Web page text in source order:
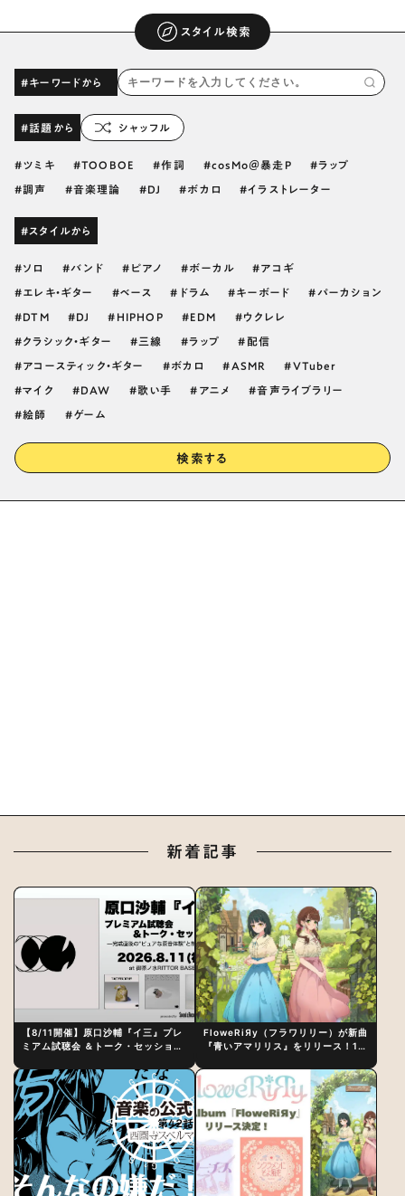
スタイル検索
#キーワードから
#話題から シャッフル
ツミキ TOOBOE 作詞 cosMo＠暴走P ラップ
調声 音楽理論 DJ ボカロ イラストレーター
#スタイルから
ソロ バンド ピアノ ボーカル アコギ
エレキ・ギター ベース ドラム キーボード パーカション
DTM DJ HIPHOP EDM ウクレレ
クラシック・ギター 三線 ラップ 配信
アコースティック・ギター ボカロ ASMR VTuber
マイク DAW 歌い手 アニメ 音声ライブラリー
絵師 ゲーム
検索する
新着記事
【8/11開催】原口沙輔『イ三』プレ
ミアム試聴会 ＆トーク・セッション
制作秘話
FloweRiЯy（フラワリリー）が新曲
『青いアマリリス』をリリース！1st